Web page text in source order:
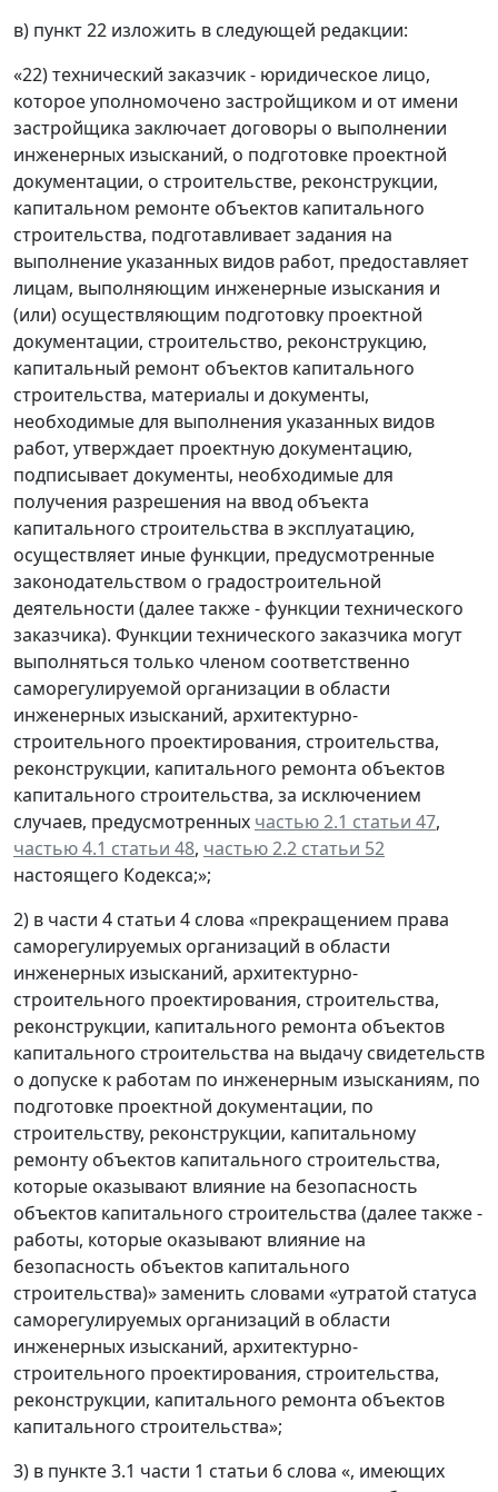
в) пункт 22 изложить в следующей редакции:
«22) технический заказчик - юридическое лицо,
которое уполномочено застройщиком и от имени
застройщика заключает договоры о выполнении
инженерных изысканий, о подготовке проектной
документации, о строительстве, реконструкции,
капитальном ремонте объектов капитального
строительства, подготавливает задания на
выполнение указанных видов работ, предоставляет
лицам, выполняющим инженерные изыскания и
(или) осуществляющим подготовку проектной
документации, строительство, реконструкцию,
капитальный ремонт объектов капитального
строительства, материалы и документы,
необходимые для выполнения указанных видов
работ, утверждает проектную документацию,
подписывает документы, необходимые для
получения разрешения на ввод объекта
капитального строительства в эксплуатацию,
осуществляет иные функции, предусмотренные
законодательством о градостроительной
деятельности (далее также - функции технического
заказчика). Функции технического заказчика могут
выполняться только членом соответственно
саморегулируемой организации в области
инженерных изысканий, архитектурно-
строительного проектирования, строительства,
реконструкции, капитального ремонта объектов
капитального строительства, за исключением
случаев, предусмотренных частью 2.1 статьи 47,
частью 4.1 статьи 48, частью 2.2 статьи 52
настоящего Кодекса;»;
2) в части 4 статьи 4 слова «прекращением права
саморегулируемых организаций в области
инженерных изысканий, архитектурно-
строительного проектирования, строительства,
реконструкции, капитального ремонта объектов
капитального строительства на выдачу свидетельств
о допуске к работам по инженерным изысканиям, по
подготовке проектной документации, по
строительству, реконструкции, капитальному
ремонту объектов капитального строительства,
которые оказывают влияние на безопасность
объектов капитального строительства (далее также -
работы, которые оказывают влияние на
безопасность объектов капитального
строительства)» заменить словами «утратой статуса
саморегулируемых организаций в области
инженерных изысканий, архитектурно-
строительного проектирования, строительства,
реконструкции, капитального ремонта объектов
капитального строительства»;
3) в пункте 3.1 части 1 статьи 6 слова «, имеющих